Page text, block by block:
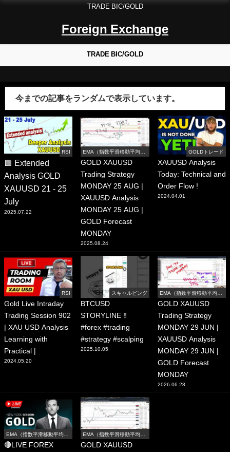
TRADE BIC/GOLD
Foreign Exchange
TRADE BIC/GOLD
今までの記事をランダムで表示しています。
RSI
🟩 Extended
Analysis GOLD
XAUUSD 21 - 25
July
2025.07.22
EMA（指数平滑移動平均
線）
GOLD XAUUSD
Trading Strategy
MONDAY 25 AUG |
XAUUSD Analysis
MONDAY 25 AUG |
GOLD Forecast
MONDAY
2025.08.24
GOLDトレード
XAUUSD Analysis
Today: Technical and
Order Flow !
2024.04.01
RSI
Gold Live Intraday
Trading Session 902
| XAU USD Analysis
Learning with
Practical |
2024.05.20
スキャルピング
BTCUSD
STORYLINE ‼️
#forex #trading
#strategy #scalping
2025.10.05
EMA（指数平滑移動平均
線）
GOLD XAUUSD
Trading Strategy
MONDAY 29 JUN |
XAUUSD Analysis
MONDAY 29 JUN |
GOLD Forecast
MONDAY
2026.06.28
EMA（指数平滑移動平均
線）
🔴LIVE FOREX
EMA（指数平滑移動平均
線）
GOLD XAUUSD